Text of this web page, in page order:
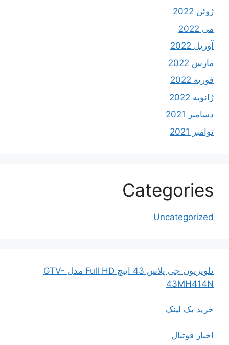
ژوئن 2022
می 2022
آوریل 2022
مارس 2022
فوریه 2022
ژانویه 2022
دسامبر 2021
نوامبر 2021
Categories
Uncategorized
تلویزیون جی پلاس 43 اینچ Full HD مدل GTV-
43MH414N
خرید بک لینک
اخبار فوتبال